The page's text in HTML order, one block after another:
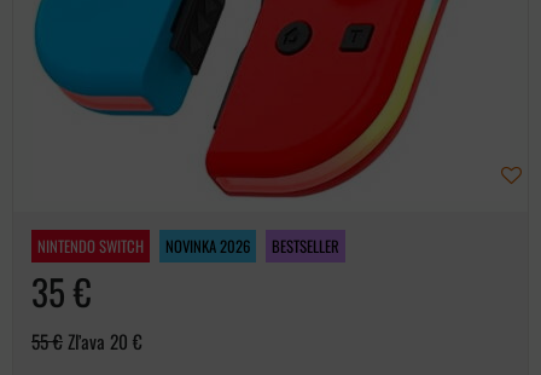
NINTENDO SWITCH NOVINKA 2026 BESTSELLER
35 €
55 € Zľava 20 €